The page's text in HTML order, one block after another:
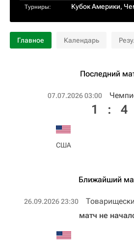
Турниры: Кубок Америки,
Главное Календарь
Последний
07.07.2026 03:00
США
1 : 4
Ближайший
26.09.2026 23:30
матч не